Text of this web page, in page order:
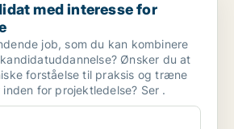
med interesse for
job, som du kan kombinere
Ønsker du at
forståelse til praksis og træne
for projektledelse? Ser .